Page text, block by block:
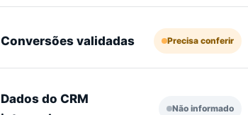
Conversões validadas Precisa conferir
Dados do CRM
Não informado